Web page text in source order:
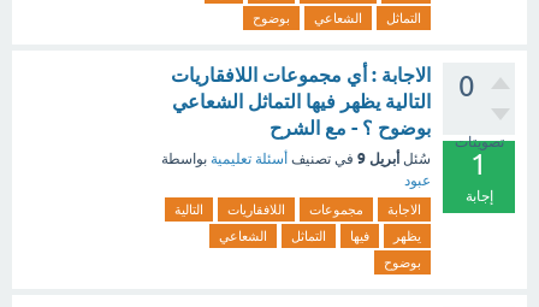
التماثل
الشعاعي بوضوح
0
تصويتات
1
إجابة
الاجابة : أي مجموعات اللافقاريات
التالية يظهر فيها التماثل الشعاعي
بوضوح ؟ - مع الشرح
سُئل أبريل 9 في تصنيف أسئلة تعليمية بواسطة
عبود
الاجابة مجموعات اللافقاريات
التالية
يظهر
فيها التماثل
الشعاعي
بوضوح